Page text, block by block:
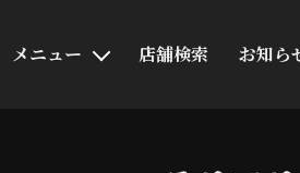
メニュー 店舗検索 お知ら